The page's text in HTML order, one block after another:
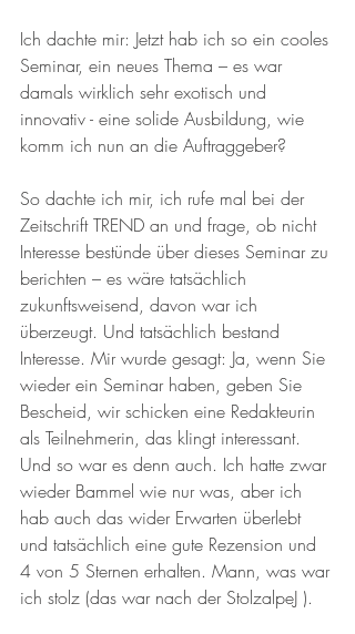
Ich dachte mir: Jetzt hab ich so ein cooles
Seminar, ein neues Thema – es war
damals wirklich sehr exotisch und
innovativ - eine solide Ausbildung, wie
komm ich nun an die Auftraggeber?
So dachte ich mir, ich rufe mal bei der
Zeitschrift TREND an und frage, ob nicht
Interesse bestünde über dieses Seminar zu
berichten – es wäre tatsächlich
zukunftsweisend, davon war ich
überzeugt. Und tatsächlich bestand
Interesse. Mir wurde gesagt: Ja, wenn Sie
wieder ein Seminar haben, geben Sie
Bescheid, wir schicken eine Redakteurin
als Teilnehmerin, das klingt interessant.
Und so war es denn auch. Ich hatte zwar
wieder Bammel wie nur was, aber ich
hab auch das wider Erwarten überlebt
und tatsächlich eine gute Rezension und
4 von 5 Sternen erhalten. Mann, was war
ich stolz (das war nach der StolzalpeJ ).